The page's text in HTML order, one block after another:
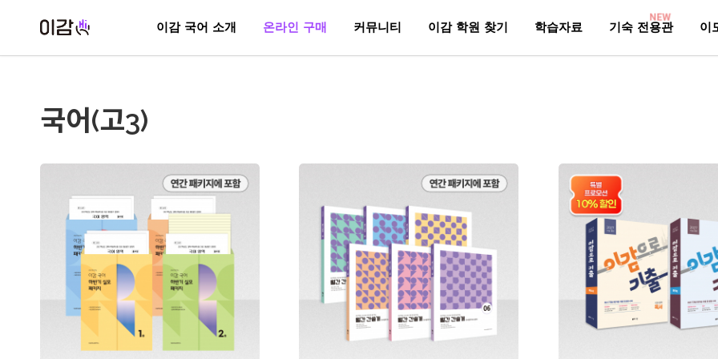
이감 국어 소개 온라인 구매 커뮤니티 이감 학원 찾기 학습자료 기숙 전용관
NEW
이
국어(고3)